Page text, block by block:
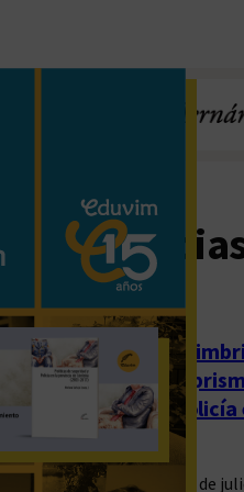
Las
del
y
23 de